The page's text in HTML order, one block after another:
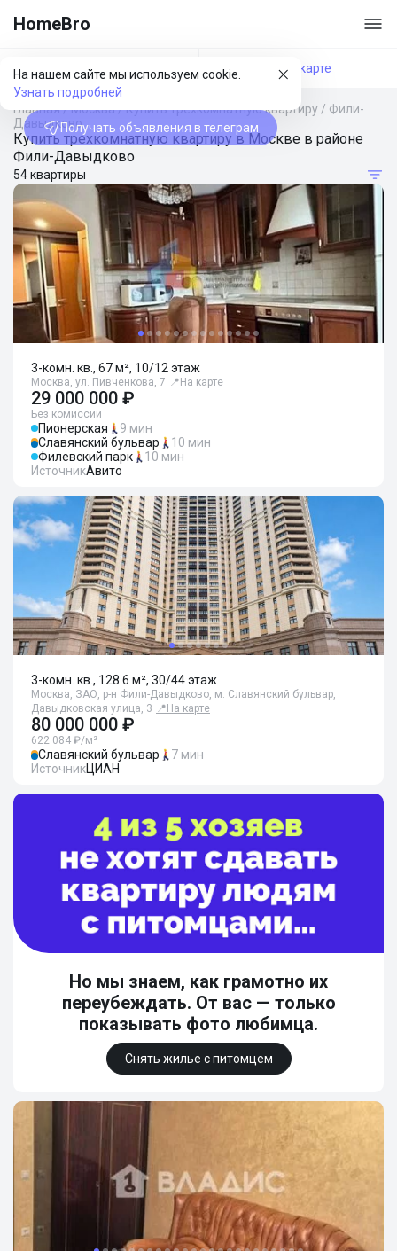
HomeBro
На нашем сайте мы используем cookie.
Узнать подробней
Получать объявления в телеграм
Фильтры На карте
Главная/Москва/Купить трехкомнатную квартиру / Фили-
Давыдково
Купить трехкомнатную квартиру в Москве в районе
Фили-Давыдково
54 квартиры
3-комн. кв., 67 м², 10/12 этаж
Москва, ул. Пивченкова, 7 📍 На карте
29 000 000 ₽
Без комиссии
Пионерская
9 мин
Славянский бульвар
10 мин
Филевский парк
10 мин
ИсточникАвито
3-комн. кв., 128.6 м², 30/44 этаж
Москва, ЗАО, р-н Фили-Давыдково, м. Славянский бульвар,
Давыдковская улица, 3 📍 На карте
80 000 000 ₽
622 084 ₽/м²
Славянский бульвар
7 мин
ИсточникЦИАН
Но мы знаем, как грамотно их
переубеждать. От вас — только
показывать фото любимца.
Снять жилье с питомцем